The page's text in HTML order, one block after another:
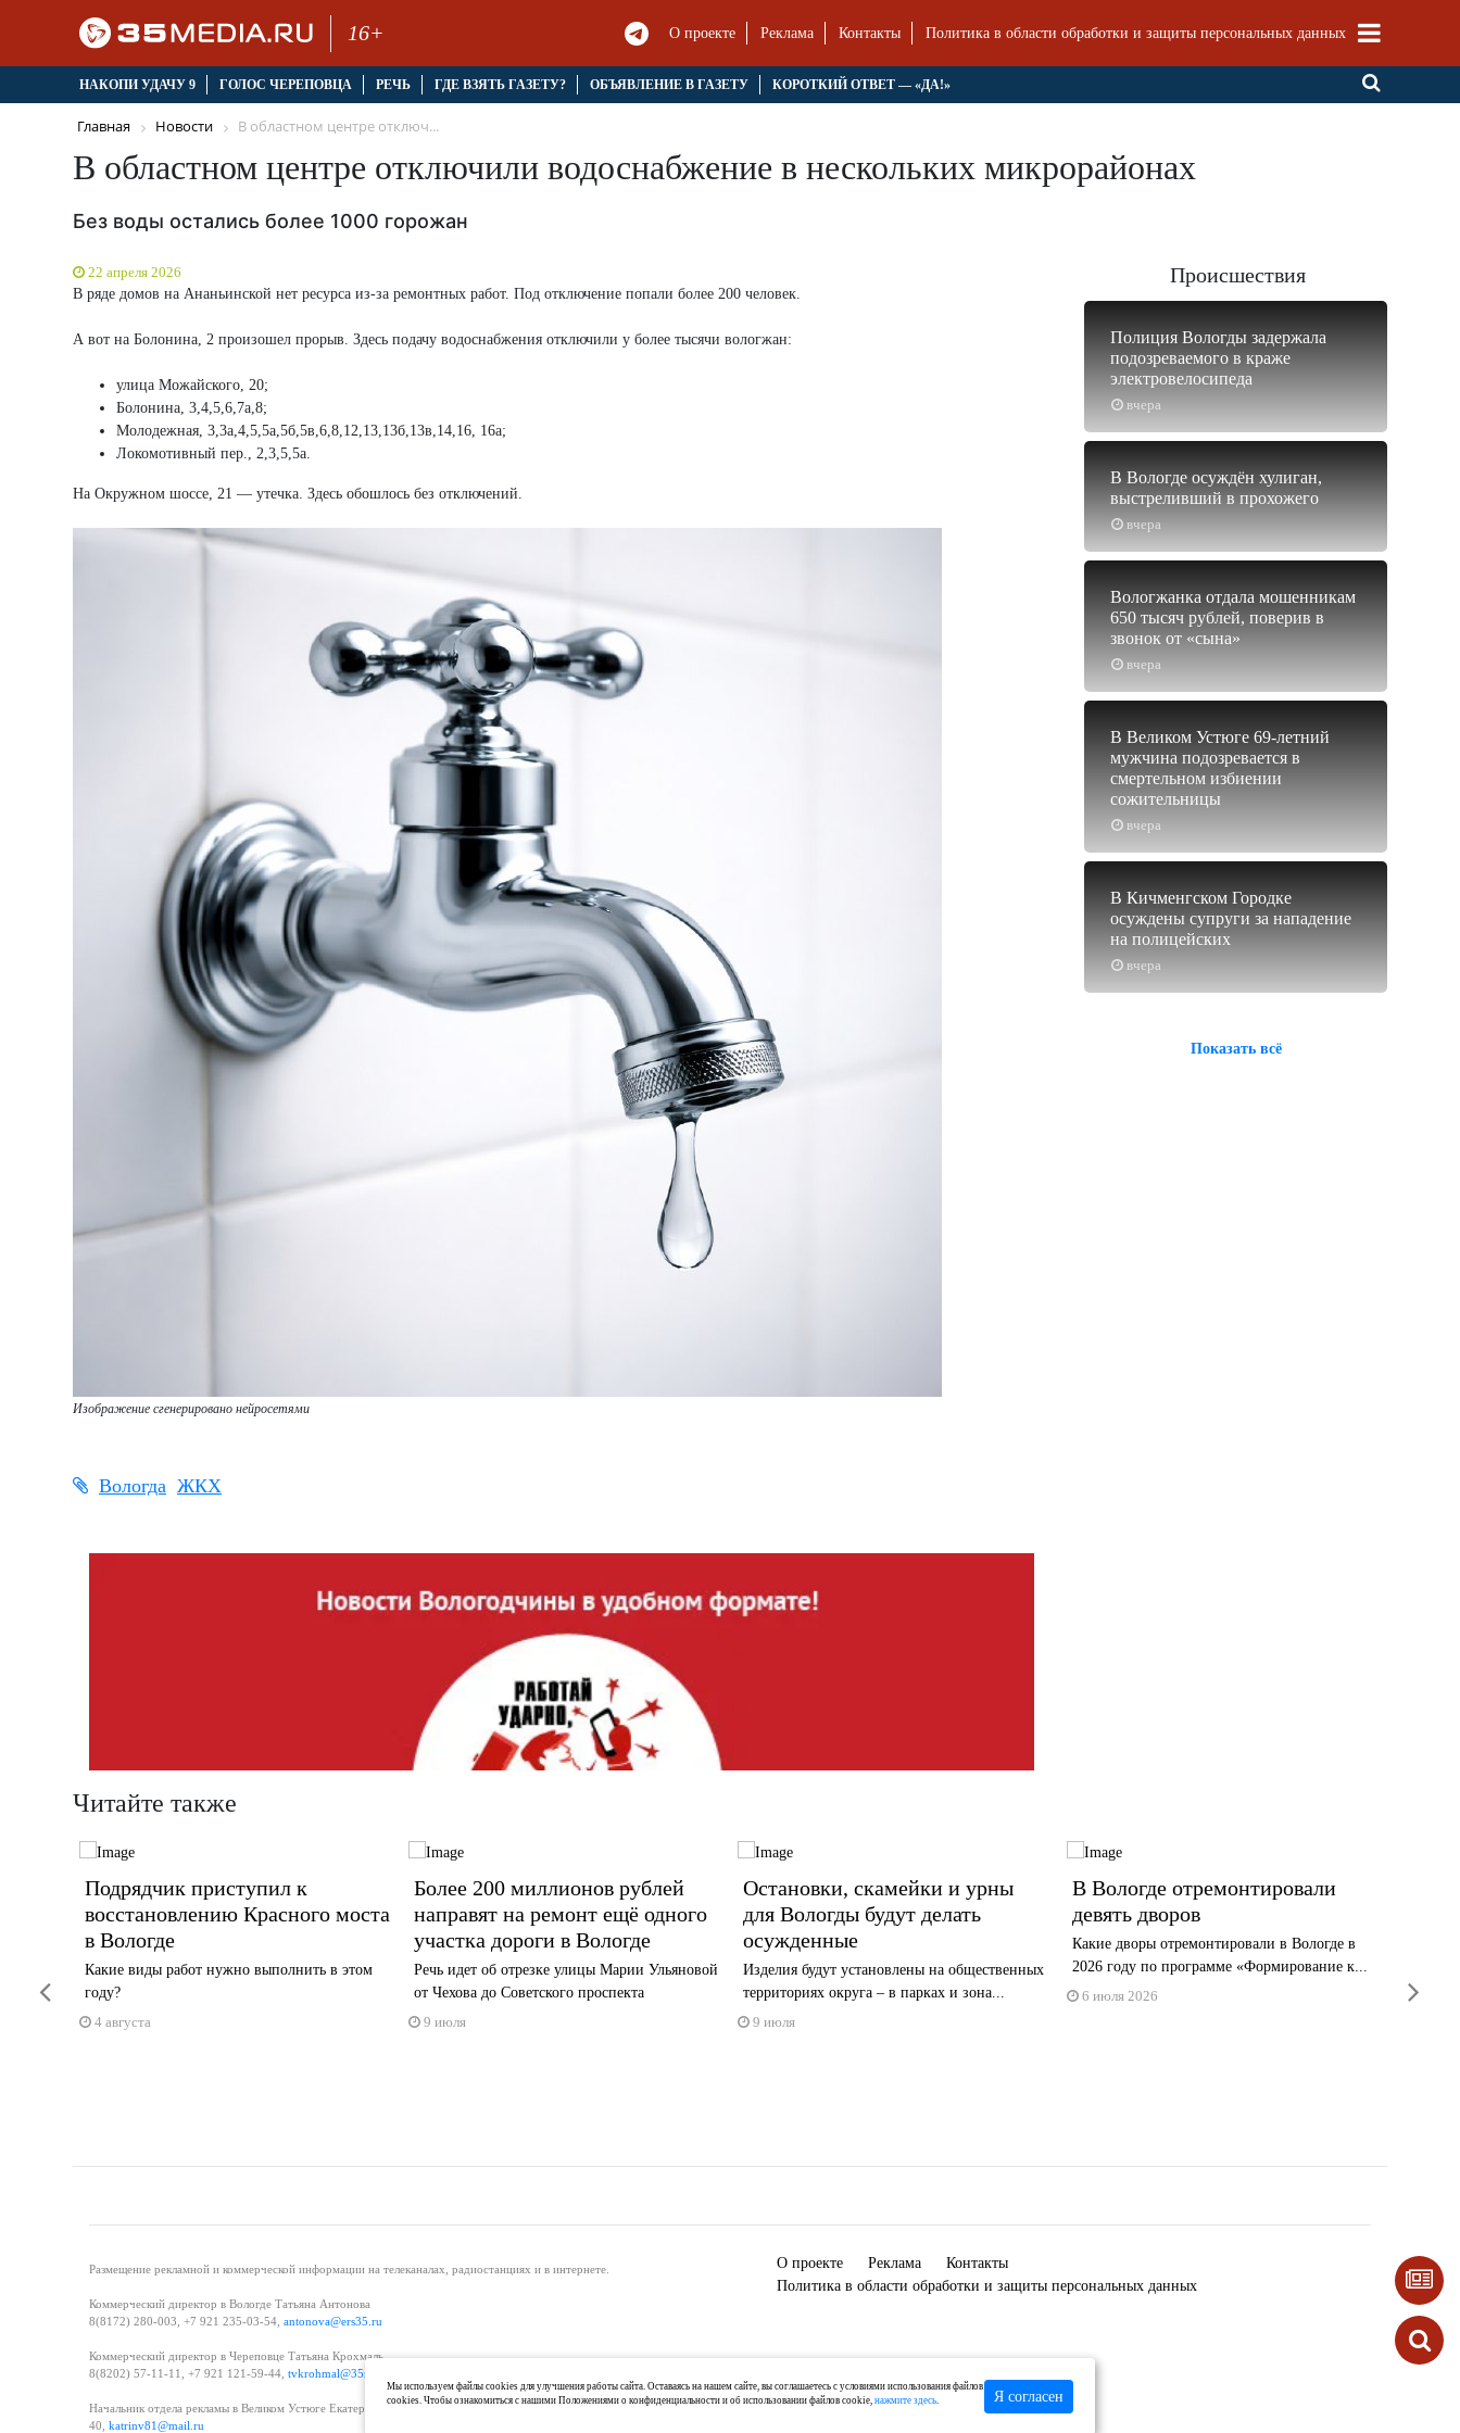
16+ О проекте Реклама Контакты Политика в области обработки и защиты персональных данных
НАКОПИ УДАЧУ 9 ГОЛОС ЧЕРЕПОВЦА РЕЧЬ ГДЕ ВЗЯТЬ ГАЗЕТУ? ОБЪЯВЛЕНИЕ В ГАЗЕТУ КОРОТКИЙ ОТВЕТ — «ДА!»
Главная Новости В областном центре отключ...
В областном центре отключили водоснабжение в нескольких микрорайонах
Без воды остались более 1000 горожан
22 апреля 2026
В ряде домов на Ананьинской нет ресурса из-за ремонтных работ. Под отключение попали более 200 человек.
А вот на Болонина, 2 произошел прорыв. Здесь подачу водоснабжения отключили у более тысячи вологжан:
улица Можайского, 20;
Болонина, 3,4,5,6,7а,8;
Молодежная, 3,3а,4,5,5а,5б,5в,6,8,12,13,13б,13в,14,16, 16а;
Локомотивный пер., 2,3,5,5а.
На Окружном шоссе, 21 — утечка. Здесь обошлось без отключений.
Изображение сгенерировано нейросетями
Вологда ЖКХ
Происшествия
вчера
Полиция Вологды задержала
подозреваемого в краже
электровелосипеда
вчера
В Вологде осуждён хулиган,
выстреливший в прохожего
вчера
Вологжанка отдала мошенникам
650 тысяч рублей, поверив в
звонок от «сына»
вчера
В Великом Устюге 69-летний
мужчина подозревается в
смертельном избиении
сожительницы
вчера
В Кичменгском Городке
осуждены супруги за нападение
на полицейских
Показать всё
Читайте также
Подрядчик приступил к
восстановлению Красного моста
в Вологде
Какие виды работ нужно выполнить в этом
году?
4 августа
Более 200 миллионов рублей
направят на ремонт ещё одного
участка дороги в Вологде
Речь идет об отрезке улицы Марии Ульяновой
от Чехова до Советского проспекта
9 июля
Остановки, скамейки и урны
для Вологды будут делать
осужденные
Изделия будут установлены на общественных
территориях округа – в парках и зона...
9 июля
В Вологде отремонтировали
девять дворов
Какие дворы отремонтировали в Вологде в
2026 году по программе «Формирование к...
6 июля 2026
Размещение рекламной и коммерческой информации на телеканалах, радиостанциях и в интернете.
Коммерческий директор в Вологде Татьяна Антонова
8(8172) 280-003, +7 921 235-03-54, antonova@ers35.ru
Коммерческий директор в Череповце Татьяна Крохмаль
8(8202) 57-11-11, +7 921 121-59-44, tvkrohmal@35media.ru
Начальник отдела рекламы в Великом Устюге Екатерина Вьюжанина 8(81738) 2-04-44, +7 921 125-06-
40, katrinv81@mail.ru
О проекте Реклама
Контакты
Политика в области обработки и защиты персональных данных
Мы используем файлы cookies для улучшения работы сайта. Оставаясь на нашем сайте, вы соглашаетесь с условиями использования файлов
cookies. Чтобы ознакомиться с нашими Положениями о конфиденциальности и об использовании файлов cookie, нажмите здесь. Я согласен